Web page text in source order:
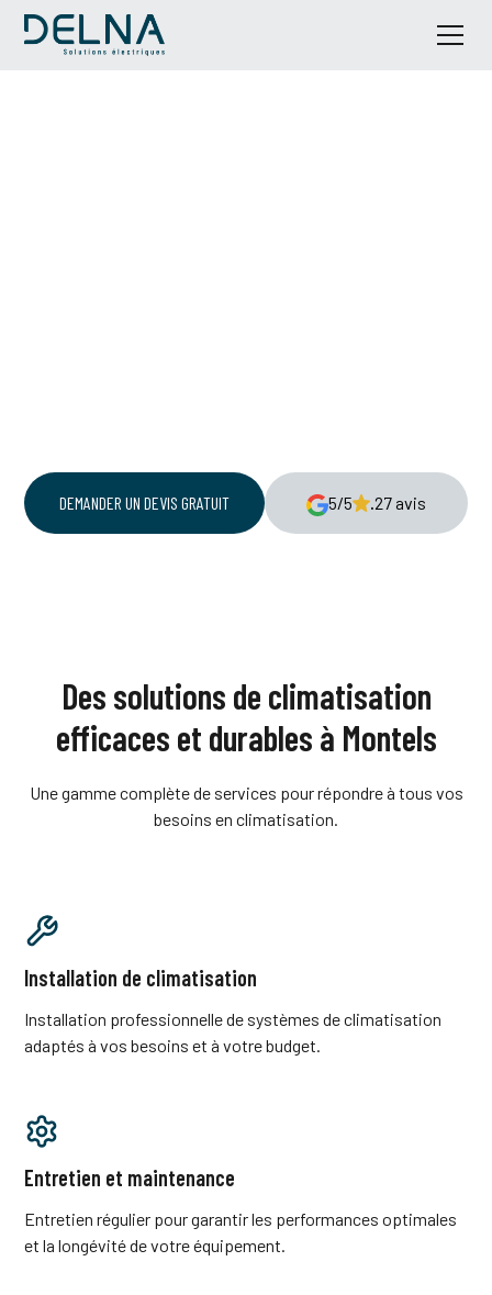
DEMANDER UN DEVIS GRATUIT 5/5 .27 avis
Des solutions de climatisation
efficaces et durables à Montels
Une gamme complète de services pour répondre à tous vos
besoins en climatisation.
Installation de climatisation
Installation professionnelle de systèmes de climatisation
adaptés à vos besoins et à votre budget.
Entretien et maintenance
Entretien régulier pour garantir les performances optimales
et la longévité de votre équipement.